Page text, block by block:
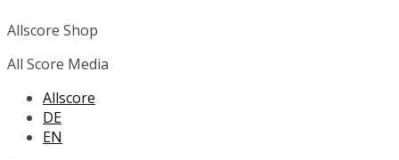
Allscore Shop
All Score Media
Allscore
DE
EN